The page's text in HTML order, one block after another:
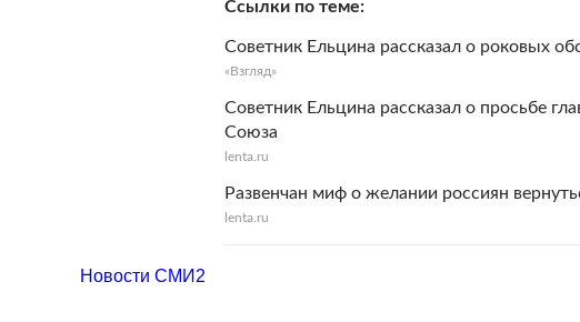
Ссылки по теме
Советник Ельцина рассказал о роковых
«Взгляд»
Советник Ельцина рассказал о просьбе
Союза
lenta.ru
Развенчан миф о желании россиян
lenta.ru
Новости СМИ2